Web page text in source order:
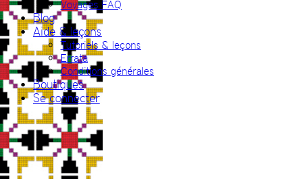
Voyages FAQ
Blog
Aide & leçons
Tutoriels & leçons
Errata
Conditions générales
Boutiques
Se connecter